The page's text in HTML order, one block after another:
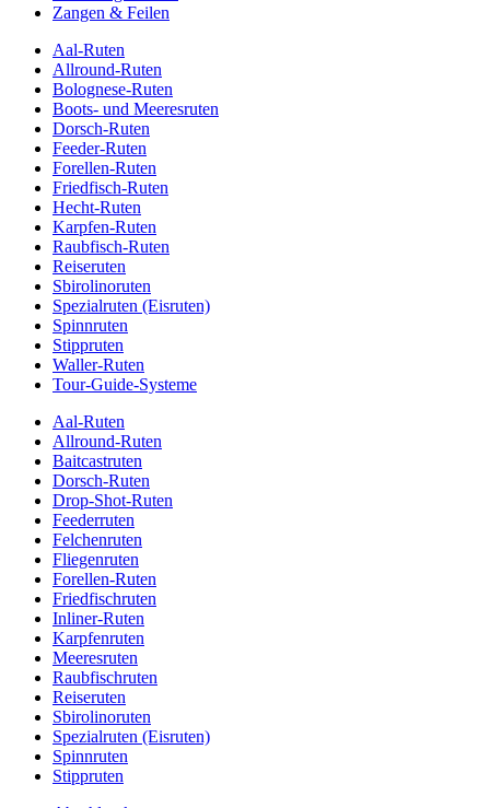
Zangen & Feilen
Aal-Ruten
Allround-Ruten
Bolognese-Ruten
Boots- und Meeresruten
Dorsch-Ruten
Feeder-Ruten
Forellen-Ruten
Friedfisch-Ruten
Hecht-Ruten
Karpfen-Ruten
Raubfisch-Ruten
Reiseruten
Sbirolinoruten
Spezialruten (Eisruten)
Spinnruten
Stippruten
Waller-Ruten
Tour-Guide-Systeme
Aal-Ruten
Allround-Ruten
Baitcastruten
Dorsch-Ruten
Drop-Shot-Ruten
Feederruten
Felchenruten
Fliegenruten
Forellen-Ruten
Friedfischruten
Inliner-Ruten
Karpfenruten
Meeresruten
Raubfischruten
Reiseruten
Sbirolinoruten
Spezialruten (Eisruten)
Spinnruten
Stippruten